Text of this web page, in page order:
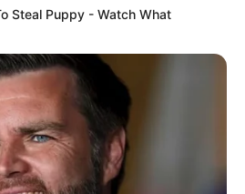
Steal Puppy - Watch What